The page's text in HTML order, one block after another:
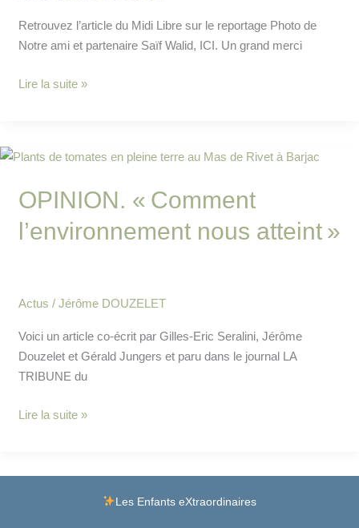
Retrouvez l’article du Midi Libre sur le reportage Photo de
Notre ami et partenaire Saïf Walid, ICI. Un grand merci
eXtraordinaires
Lire la suite »
OPINION. « Comment
l’environnement nous atteint »
Actus / Jérôme DOUZELET
Voici un article co-écrit par G‌illes-Eric Seralini, Jérôme
Douzelet et Gérald Jungers et paru dans le journal LA
TRIBUNE du
OPINION.
Comment
nous
Lire la suite »
Les Enfants eXtraordinaires
Facebook
Instagram
Lien